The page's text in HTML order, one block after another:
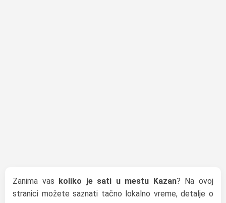
Zanima vas koliko je sati u mestu Kazan? Na ovoj
stranici možete saznati tačno lokalno vreme, detalje o